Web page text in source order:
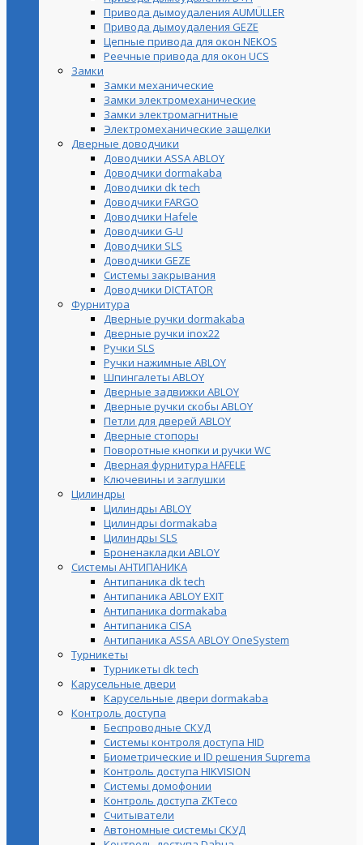
Привода дымоудаления AUMÜLLER
Привода дымоудаления GEZE
Цепные привода для окон NEKOS
Реечные привода для окон UСS
Замки
Замки механические
Замки электромеханические
Замки электромагнитные
Электромеханические защелки
Дверные доводчики
Доводчики ASSA ABLOY
Доводчики dormakaba
Доводчики dk tech
Доводчики FARGO
Доводчики Hafele
Доводчики G-U
Доводчики SLS
Доводчики GEZE
Cистемы закрывания
Доводчики DICTATOR
Фурнитура
Дверные ручки dormakaba
Дверные ручки inox22
Ручки SLS
Ручки нажимные ABLOY
Шпингалеты ABLOY
Дверные задвижки ABLOY
Дверные ручки скобы ABLOY
Петли для дверей ABLOY
Дверные стопоры
Поворотные кнопки и ручки WC
Дверная фурнитура HAFELE
Ключевины и заглушки
Цилиндры
Цилиндры ABLOY
Цилиндры dormakaba
Цилиндры SLS
Броненакладки ABLOY
Системы АНТИПАНИКА
Антипаника dk tech
Антипаника ABLOY EXIT
Антипаника dormakaba
Антипаника СISA
Антипаника ASSA ABLOY OneSystem
Турникеты
Турникеты dk tech
Карусельные двери
Карусельные двери dormakaba
Контроль доступа
Беспроводные СКУД
Системы контроля доступа HID
Биометрические и ID решения Suprema
Контроль доступа HIKVISION
Системы домофонии
Контроль доступа ZKTeco
Считыватели
Автономные системы СКУД